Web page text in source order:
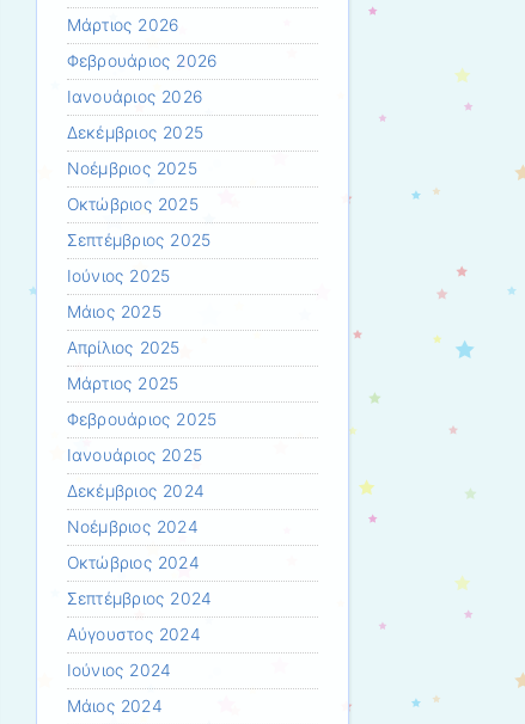
Μάρτιος 2026
Φεβρουάριος 2026
Ιανουάριος 2026
Δεκέμβριος 2025
Νοέμβριος 2025
Οκτώβριος 2025
Σεπτέμβριος 2025
Ιούνιος 2025
Μάιος 2025
Απρίλιος 2025
Μάρτιος 2025
Φεβρουάριος 2025
Ιανουάριος 2025
Δεκέμβριος 2024
Νοέμβριος 2024
Οκτώβριος 2024
Σεπτέμβριος 2024
Αύγουστος 2024
Ιούνιος 2024
Μάιος 2024